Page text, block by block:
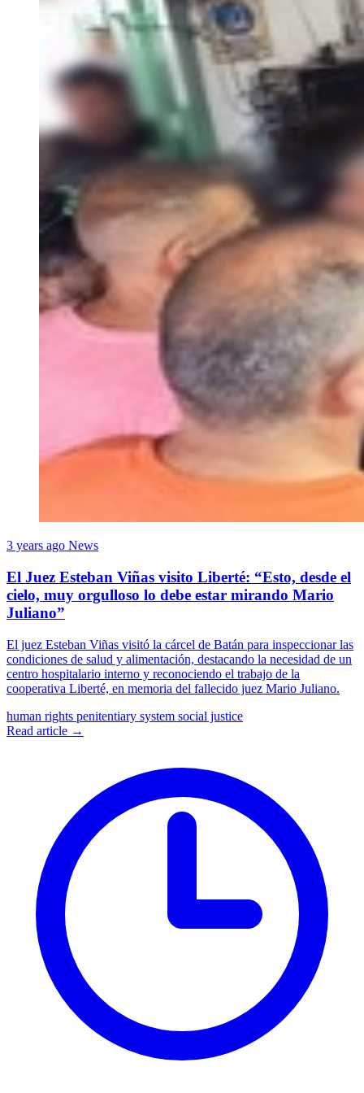
3 years ago News
El Juez Esteban Viñas visito Liberté: “Esto, desde el
cielo, muy orgulloso lo debe estar mirando Mario
Juliano”
El juez Esteban Viñas visitó la cárcel de Batán para inspeccionar las
condiciones de salud y alimentación, destacando la necesidad de un
centro hospitalario interno y reconociendo el trabajo de la
cooperativa Liberté, en memoria del fallecido juez Mario Juliano.
human rights penitentiary system social justice
Read article →